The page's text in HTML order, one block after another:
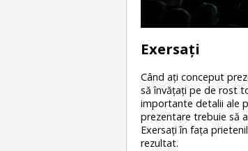
Exersaţi
Când aţi conceput
să învăţaţi pe de rost
importante detalii ale
prezentare trebuie să
Exersaţi în faţa
rezultat.